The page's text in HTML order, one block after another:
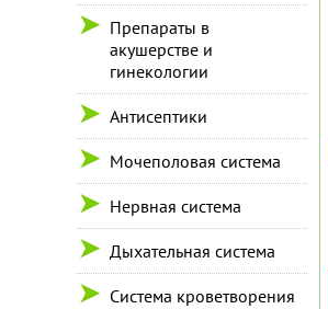
Препараты в
акушерстве и
гинекологии
Антисептики
Мочеполовая система
Нервная система
Дыхательная система
Система кроветворения